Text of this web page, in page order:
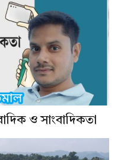
ও সাংবাদিকতা